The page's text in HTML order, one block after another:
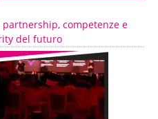
partnership, competenze e
del futuro